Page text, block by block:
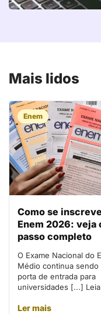
Mais lidos
Enem
Como se
Enem 2026: veja
passo completo
O Exame Nacional do
Médio continua sendo
porta de entrada para
universidades [...]
Ler mais